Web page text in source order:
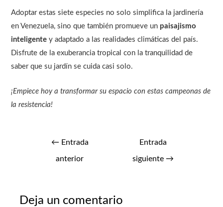
Adoptar estas siete especies no solo simplifica la jardinería
en Venezuela, sino que también promueve un paisajismo
inteligente y adaptado a las realidades climáticas del país.
Disfrute de la exuberancia tropical con la tranquilidad de
saber que su jardín se cuida casi solo.
¡Empiece hoy a transformar su espacio con estas campeonas de
la resistencia!
← Entrada
anterior
Entrada
siguiente →
Deja un comentario